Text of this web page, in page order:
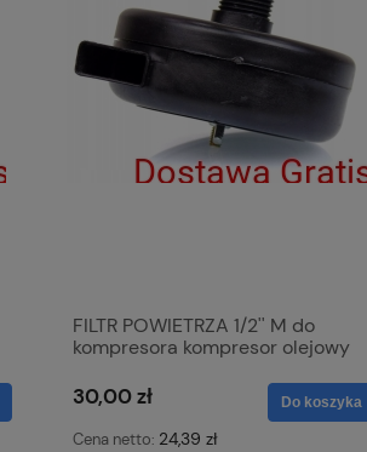
FILTR POWIETRZA 1/2'' M do
kompresora kompresor olejowy
30,00 zł
Cena netto: 24,39 zł
Do koszyka